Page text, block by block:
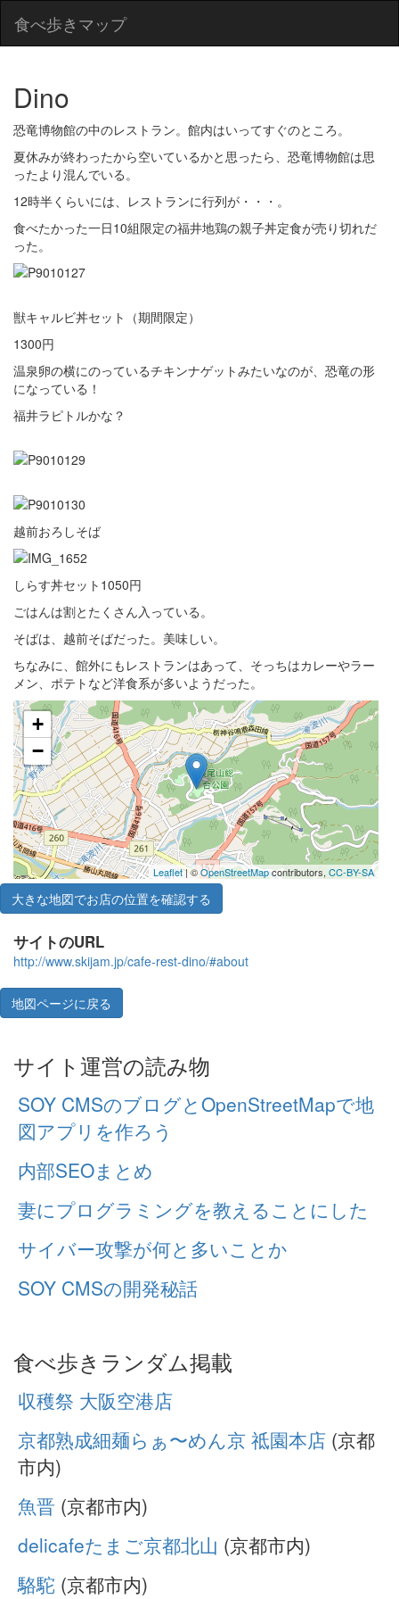
食べ歩きマップ
Dino
恐竜博物館の中のレストラン。館内はいってすぐのところ。
夏休みが終わったから空いているかと思ったら、恐竜博物館は思
ったより混んでいる。
12時半くらいには、レストランに行列が・・・。
食べたかった一日10組限定の福井地鶏の親子丼定食が売り切れだ
った。
獣キャルビ丼セット（期間限定）
1300円
温泉卵の横にのっているチキンナゲットみたいなのが、恐竜の形
になっている！
福井ラピトルかな？
越前おろしそば
しらす丼セット1050円
ごはんは割とたくさん入っている。
そばは、越前そばだった。美味しい。
ちなみに、館外にもレストランはあって、そっちはカレーやラー
メン、ポテトなど洋食系が多いようだった。
+
−
Leaflet| ©OpenStreetMapcontributors, CC-BY-SA
大きな地図でお店の位置を確認する
サイトのURL
http://www.skijam.jp/cafe-rest-dino/#about
地図ページに戻る
サイト運営の読み物
SOY CMSのブログとOpenStreetMapで地
図アプリを作ろう
内部SEOまとめ
妻にプログラミングを教えることにした
サイバー攻撃が何と多いことか
SOY CMSの開発秘話
食べ歩きランダム掲載
収穫祭 大阪空港店
京都熟成細麺らぁ〜めん京 祗園本店 (京都
市内)
魚晋 (京都市内)
delicafeたまご京都北山 (京都市内)
駱駝 (京都市内)